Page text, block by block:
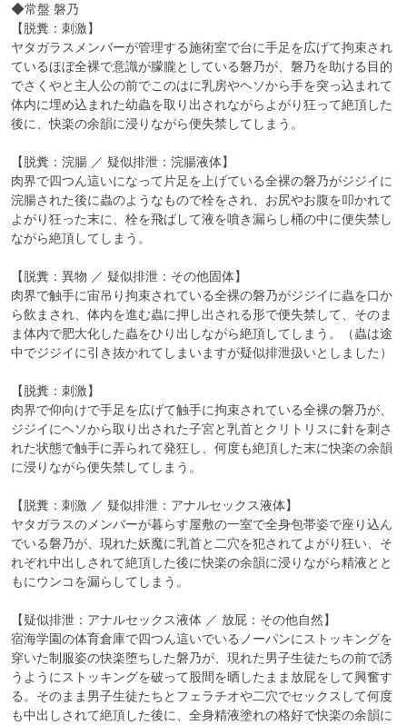
◆常盤 磐乃
【脱糞：刺激】
ヤタガラスメンバーが管理する施術室で台に手足を広げて拘束され
ているほぼ全裸で意識が朦朧としている磐乃が、磐乃を助ける目的
でさくやと主人公の前でこのはに乳房やヘソから手を突っ込まれて
体内に埋め込まれた幼蟲を取り出されながらよがり狂って絶頂した
後に、快楽の余韻に浸りながら便失禁してしまう。
【脱糞：浣腸 ／ 疑似排泄：浣腸液体】
肉界で四つん這いになって片足を上げている全裸の磐乃がジジイに
浣腸された後に蟲のようなもので栓をされ、お尻やお腹を叩かれて
よがり狂った末に、栓を飛ばして液を噴き漏らし桶の中に便失禁し
ながら絶頂してしまう。
【脱糞：異物 ／ 疑似排泄：その他固体】
肉界で触手に宙吊り拘束されている全裸の磐乃がジジイに蟲を口か
ら飲まされ、体内を進む蟲に押し出される形で便失禁して、そのま
ま体内で肥大化した蟲をひり出しながら絶頂してしまう。（蟲は途
中でジジイに引き抜かれてしまいますが疑似排泄扱いとしました）
【脱糞：刺激】
肉界で仰向けで手足を広げて触手に拘束されている全裸の磐乃が、
ジジイにヘソから取り出された子宮と乳首とクリトリスに針を刺さ
れた状態で触手に弄られて発狂し、何度も絶頂した末に快楽の余韻
に浸りながら便失禁してしまう。
【脱糞：刺激 ／ 疑似排泄：アナルセックス液体】
ヤタガラスのメンバーが暮らす屋敷の一室で全身包帯姿で座り込ん
でいる磐乃が、現れた妖魔に乳首と二穴を犯されてよがり狂い、そ
れぞれ中出しされて絶頂した後に快楽の余韻に浸りながら精液とと
もにウンコを漏らしてしまう。
【疑似排泄：アナルセックス液体 ／ 放屁：その他自然】
宿海学園の体育倉庫で四つん這いでいるノーパンにストッキングを
穿いた制服姿の快楽堕ちした磐乃が、現れた男子生徒たちの前で誘
うようにストッキングを破って股間を晒したまま放屁をして興奮す
る。そのまま男子生徒たちとフェラチオや二穴でセックスして何度
も中出しされて絶頂した後に、全身精液塗れの格好で快楽の余韻に